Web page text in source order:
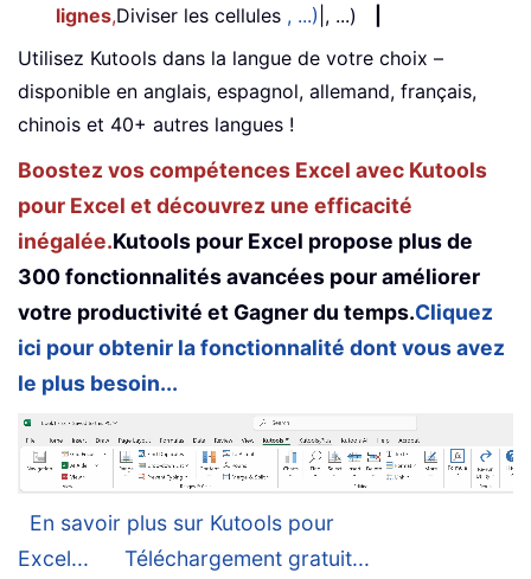
lignes,Diviser les cellules , ...) |, ...)
Utilisez Kutools dans la langue de votre choix –
disponible en anglais, espagnol, allemand, français,
chinois et 40+ autres langues !
Boostez vos compétences Excel avec Kutools
pour Excel et découvrez une efficacité
inégalée.Kutools pour Excel propose plus de
300 fonctionnalités avancées pour améliorer
votre productivité et Gagner du temps.Cliquez
ici pour obtenir la fonctionnalité dont vous avez
le plus besoin...
En savoir plus sur Kutools pour
Excel...
Téléchargement gratuit...